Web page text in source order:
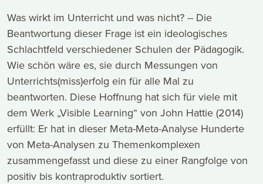
Was wirkt im Unterricht und was nicht? -- Die
Beantwortung dieser Frage ist ein ideologisches
Schlachtfeld verschiedener Schulen der Pädagogik.
Wie schön wäre es, sie durch Messungen von
Unterrichts(miss)erfolg ein für alle Mal zu
beantworten. Diese Hoffnung hat sich für viele mit
dem Werk „Visible Learning“ von John Hattie (2014)
erfüllt: Er hat in dieser Meta-Meta-Analyse Hunderte
von Meta-Analysen zu Themenkomplexen
zusammengefasst und diese zu einer Rangfolge von
positiv bis kontraproduktiv sortiert.